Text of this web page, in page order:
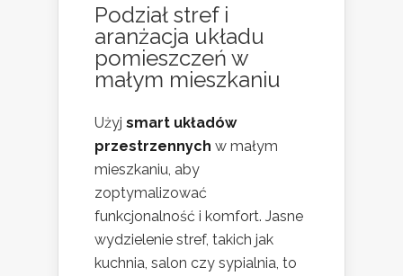
Podział stref i
aranżacja układu
pomieszczeń w
małym mieszkaniu
Użyj smart układów
przestrzennych w małym
mieszkaniu, aby
zoptymalizować
funkcjonalność i komfort. Jasne
wydzielenie stref, takich jak
kuchnia, salon czy sypialnia, to